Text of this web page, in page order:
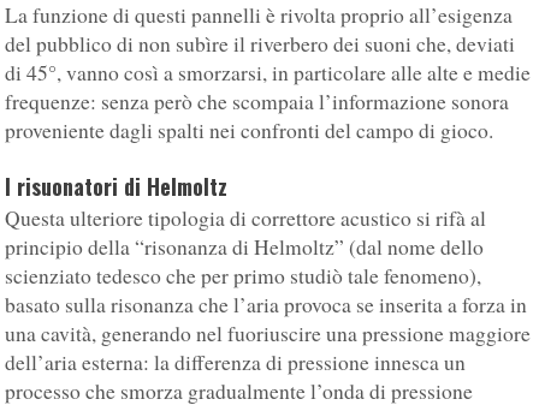
La funzione di questi pannelli è rivolta proprio all’esigenza
del pubblico di non subìre il riverbero dei suoni che, deviati
di 45°, vanno così a smorzarsi, in particolare alle alte e medie
frequenze: senza però che scompaia l’informazione sonora
proveniente dagli spalti nei confronti del campo di gioco.
I risuonatori di Helmoltz
Questa ulteriore tipologia di correttore acustico si rifà al
principio della “risonanza di Helmoltz” (dal nome dello
scienziato tedesco che per primo studiò tale fenomeno),
basato sulla risonanza che l’aria provoca se inserita a forza in
una cavità, generando nel fuoriuscire una pressione maggiore
dell’aria esterna: la differenza di pressione innesca un
processo che smorza gradualmente l’onda di pressione